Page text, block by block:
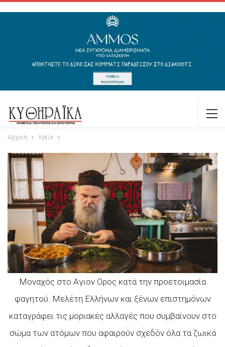
Αρχική Υγεία
Μοναχός στο Αγιον Ορος κατά την προετοιμασία
φαγητού. Μελέτη Ελλήνων και ξένων επιστημόνων
καταγράφει τις μοριακές αλλαγές που συμβαίνουν στο
σώμα των ατόμων που αφαιρούν σχεδόν όλα τα ζωικά